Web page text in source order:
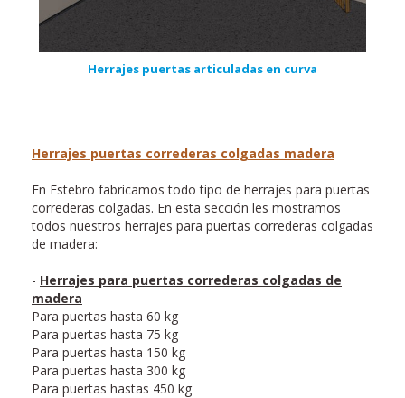
Herrajes puertas articuladas en curva
Herrajes puertas correderas colgadas madera
En Estebro fabricamos todo tipo de herrajes para puertas
correderas colgadas. En esta sección les mostramos
todos nuestros herrajes para puertas correderas colgadas
de madera:
- Herrajes para puertas correderas colgadas de
madera
Para puertas hasta 60 kg
Para puertas hasta 75 kg
Para puertas hasta 150 kg
Para puertas hasta 300 kg
Para puertas hastas 450 kg